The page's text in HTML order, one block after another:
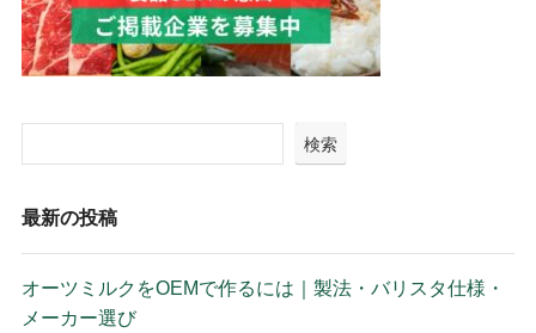
検索
最新の投稿
オーツミルクをOEMで作るには｜製法・バリスタ仕様・
メーカー選び